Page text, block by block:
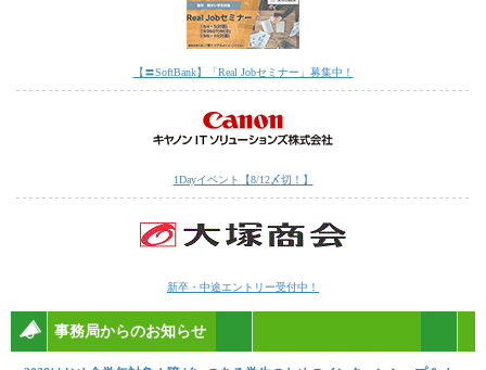
【〓SoftBank】「Real Jobセミナー」募集中！
1Dayイベント【8/12〆切！】
新卒・中途エントリー受付中！
事務局からのお知らせ